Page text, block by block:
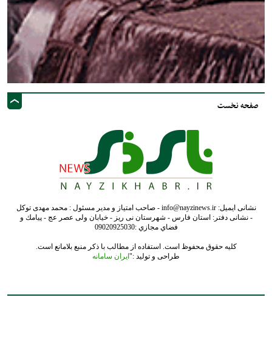
صفحه نخست
نشانی ایمیل: info@nayzinews.ir - صاحب امتیاز و مدیر مسئول : محمد مهدی توکل
- نشانی دفتر: استان فارس - شهرستان نی ریز - خیابان ولی عصر عج - پيامك و
فضاي مجازي :09020925030
کلیه حقوق محفوظ است. استفاده از مطالب با ذکر منبع بلامانع است.
طراحی و تولید :" ایران سامانه